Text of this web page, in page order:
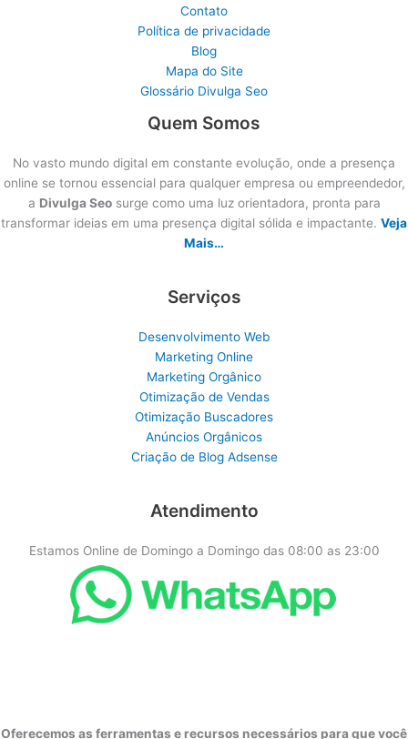
Contato
Política de privacidade
Blog
Mapa do Site
Glossário Divulga Seo
Quem Somos
No vasto mundo digital em constante evolução, onde a presença
online se tornou essencial para qualquer empresa ou empreendedor,
a Divulga Seosurge como uma luz orientadora, pronta para
transformar ideias em uma presença digital sólida e impactante. Veja
Mais…
Serviços
Desenvolvimento Web
Marketing Online
Marketing Orgânico
Otimização de Vendas
Otimização Buscadores
Anúncios Orgânicos
Criação de Blog Adsense
Atendimento
Estamos Online de Domingo a Domingo das 08:00 as 23:00
Oferecemos as ferramentas e recursos necessários para que você